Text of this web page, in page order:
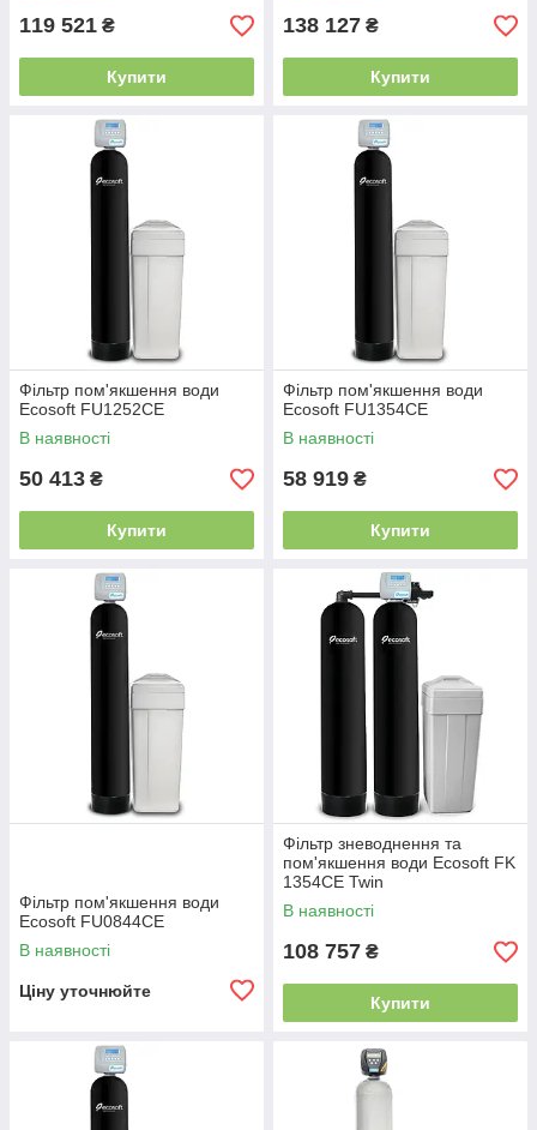
119 521 ₴
Купити
138 127 ₴
Купити
Фільтр пом'якшення води
Ecosoft FU1252CE
В наявності
50 413 ₴
Купити
Фільтр пом'якшення води
Ecosoft FU1354CE
В наявності
58 919 ₴
Купити
Фільтр пом'якшення води
Ecosoft FU0844CE
В наявності
Ціну уточнюйте
Фільтр зневоднення та
пом'якшення води Ecosoft FK
1354CE Twin
В наявності
108 757 ₴
Купити